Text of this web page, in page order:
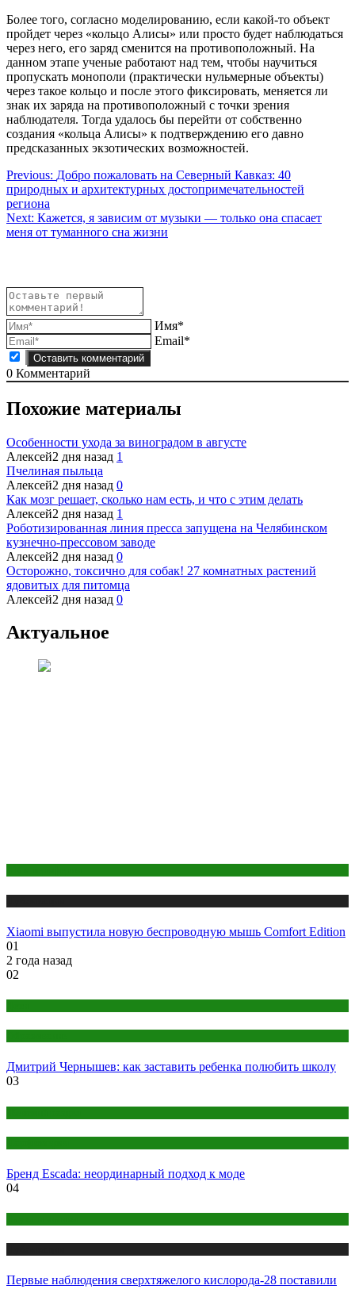
Более того, согласно моделированию, если какой-то объект
пройдет через «кольцо Алисы» или просто будет наблюдаться
через него, его заряд сменится на противоположный. На
данном этапе ученые работают над тем, чтобы научиться
пропускать монополи (практически нульмерные объекты)
через такое кольцо и после этого фиксировать, меняется ли
знак их заряда на противоположный с точки зрения
наблюдателя. Тогда удалось бы перейти от собственно
создания «кольца Алисы» к подтверждению его давно
предсказанных экзотических возможностей.
Навигация
по
записям
Previous: Добро пожаловать на Северный Кавказ: 40
природных и архитектурных достопримечательностей
региона
Next: Кажется, я зависим от музыки — только она спасает
меня от туманного сна жизни
Имя*
Email*
0 Комментарий
Похожие материалы
Особенности ухода за виноградом в августе
Алексей2 дня назад 1
Пчелиная пыльца
Алексей2 дня назад 0
Как мозг решает, сколько нам есть, и что с этим делать
Алексей2 дня назад 1
Роботизированная линия пресса запущена на Челябинском
кузнечно-прессовом заводе
Алексей2 дня назад 0
Осторожно, токсично для собак! 27 комнатных растений
ядовитых для питомца
Алексей2 дня назад 0
Актуальное
Xiaomi выпустила новую беспроводную мышь Comfort Edition
01
2 года назад
02
Дмитрий Чернышев: как заставить ребенка полюбить школу
03
Бренд Escada: неординарный подход к моде
04
Первые наблюдения сверхтяжелого кислорода-28 поставили